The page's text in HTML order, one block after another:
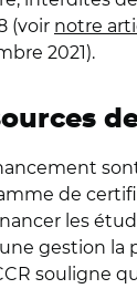
(voir notre
2021).
de
les
gestion la
souligne